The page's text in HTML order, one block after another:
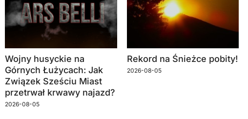
Wojny husyckie na
Górnych Łużycach: Jak
Związek Sześciu Miast
przetrwał krwawy najazd?
2026-08-05
Rekord na Śnieżce pobity!
2026-08-05